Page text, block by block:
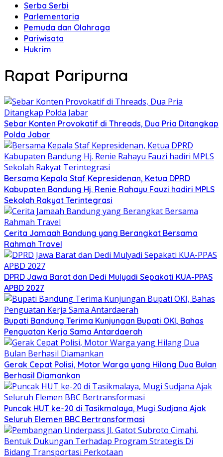
Serba Serbi
Parlementaria
Pemuda dan Olahraga
Pariwisata
Hukrim
Rapat Paripurna
Sebar Konten Provokatif di Threads, Dua Pria Ditangkap
Polda Jabar
Bersama Kepala Staf Kepresidenan, Ketua DPRD
Kabupaten Bandung Hj. Renie Rahayu Fauzi hadiri MPLS
Sekolah Rakyat Terintegrasi
Cerita Jamaah Bandung yang Berangkat Bersama
Rahmah Travel
DPRD Jawa Barat dan Dedi Mulyadi Sepakati KUA-PPAS
APBD 2027
Bupati Bandung Terima Kunjungan Bupati OKI, Bahas
Penguatan Kerja Sama Antardaerah
Gerak Cepat Polisi, Motor Warga yang Hilang Dua Bulan
Berhasil Diamankan
Puncak HUT ke-20 di Tasikmalaya, Mugi Sudjana Ajak
Seluruh Elemen BBC Bertransformasi